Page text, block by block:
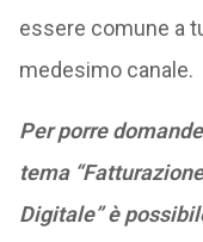
essere comune a
medesimo canale.
Per porre
tema
Digitale” è